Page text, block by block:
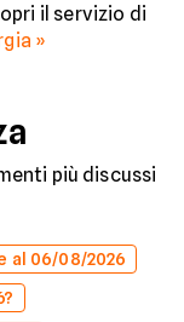
il servizio di
»
più discussi
al 06/08/2026